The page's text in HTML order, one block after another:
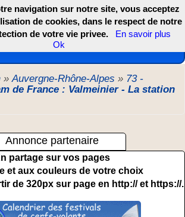
de France, DOM TOM et COM
»Auvergne-Rhône-Alpes » 73 -
de France : Valmeinier - La station
Annonce partenaire
partage sur vos pages
et aux couleurs de votre choix
de 320px sur page en http:// et https://.
navigation sur notre site, vous acceptez
de cookies, dans le respect de notre
de votre vie privee.
En savoir plus
Ok